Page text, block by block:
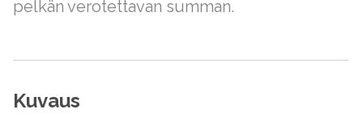
pelkän verotettavan summan.
Kuvaus